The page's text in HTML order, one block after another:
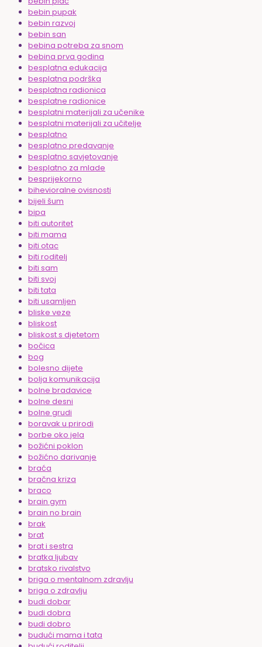
bebin pupak
bebin razvoj
bebin san
bebina potreba za snom
bebina prva godina
besplatna edukacija
besplatna podrška
besplatna radionica
besplatne radionice
besplatni materijali za učenike
besplatni materijali za učitelje
besplatno
besplatno predavanje
besplatno savjetovanje
besplatno za mlade
besprijekorno
bihevioralne ovisnosti
bijeli šum
bipa
biti autoritet
biti mama
biti otac
biti roditelj
biti sam
biti svoj
biti tata
biti usamljen
bliske veze
bliskost
bliskost s djetetom
bočica
bog
bolesno dijete
bolja komunikacija
bolne bradavice
bolne desni
bolne grudi
boravak u prirodi
borbe oko jela
božićni poklon
božićno darivanje
braća
bračna kriza
braco
brain gym
brain no brain
brak
brat
brat i sestra
bratka ljubav
bratsko rivalstvo
briga o mentalnom zdravlju
briga o zdravlju
budi dobar
budi dobra
budi dobro
budući mama i tata